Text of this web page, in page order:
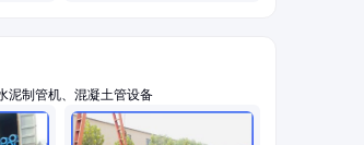
泥制管机、混凝土管设备